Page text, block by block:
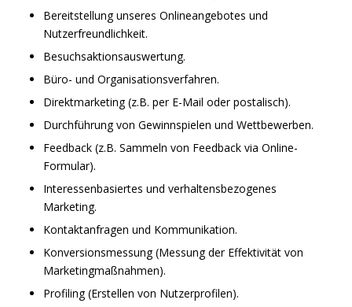
Bereitstellung unseres Onlineangebotes und
Nutzerfreundlichkeit.
Besuchsaktionsauswertung.
Büro- und Organisationsverfahren.
Direktmarketing (z.B. per E-Mail oder postalisch).
Durchführung von Gewinnspielen und Wettbewerben.
Feedback (z.B. Sammeln von Feedback via Online-
Formular).
Interessenbasiertes und verhaltensbezogenes
Marketing.
Kontaktanfragen und Kommunikation.
Konversionsmessung (Messung der Effektivität von
Marketingmaßnahmen).
Profiling (Erstellen von Nutzerprofilen).